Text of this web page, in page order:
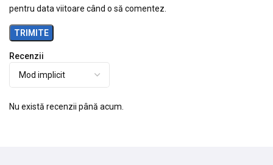
Recenzii
Nu există recenzii până acum.
pentru data viitoare când o să comentez.